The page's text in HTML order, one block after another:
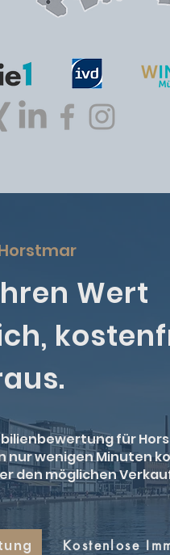
Wert
für
nur wenigen Minuten
den möglichen
Kostenlose